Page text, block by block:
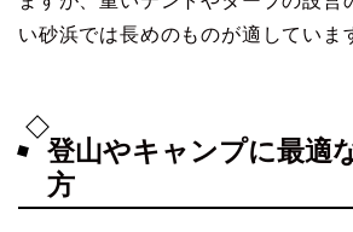
い砂浜では長めのものが適していま
登山やキャンプに最適
方